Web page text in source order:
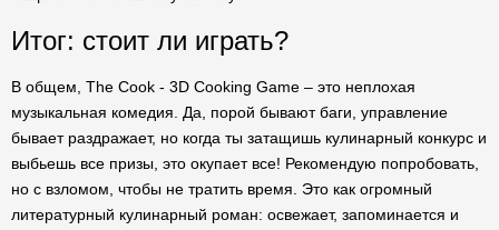
Итог: стоит ли играть?
В общем, The Cook - 3D Cooking Game – это неплохая
музыкальная комедия. Да, порой бывают баги, управление
бывает раздражает, но когда ты затащишь кулинарный конкурс и
выбьешь все призы, это окупает все! Рекомендую попробовать,
но с взломом, чтобы не тратить время. Это как огромный
литературный кулинарный роман: освежает, запоминается и